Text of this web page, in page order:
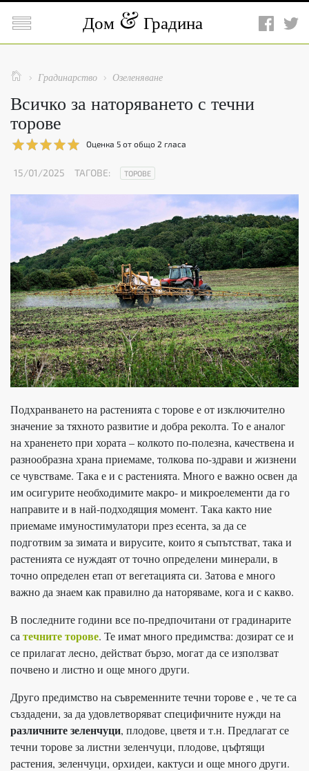
 Дом Градина
  Градинарство  Озеленяване
Всичко за наторяването с течни
торове
Оценка 5 от общо 2 гласа
15/01/2025 ТАГОВЕ: ТОРОВЕ
Подхранването на растенията с торове е от изключително
значение за тяхното развитие и добра реколта. То е аналог
на храненето при хората – колкото по-полезна, качествена и
разнообразна храна приемаме, толкова по-здрави и жизнени
се чувстваме. Така е и с растенията. Много е важно освен да
им осигурите необходимите макро- и микроелементи да го
направите и в най-подходящия момент. Така както ние
приемаме имуностимулатори през есента, за да се
подготвим за зимата и вирусите, които я съпътстват, така и
растенията се нуждаят от точно определени минерали, в
точно определен етап от вегетацията си. Затова е много
важно да знаем как правилно да наторяваме, кога и с какво.
В последните години все по-предпочитани от градинарите
са течните торове. Те имат много предимства: дозират се и
се прилагат лесно, действат бързо, могат да се използват
почвено и листно и още много други.
Друго предимство на съвременните течни торове е , че те са
създадени, за да удовлетворяват специфичните нужди на
различните зеленчуци, плодове, цветя и т.н. Предлагат се
течни торове за листни зеленчуци, плодове, цъфтящи
растения, зеленчуци, орхидеи, кактуси и още много други.